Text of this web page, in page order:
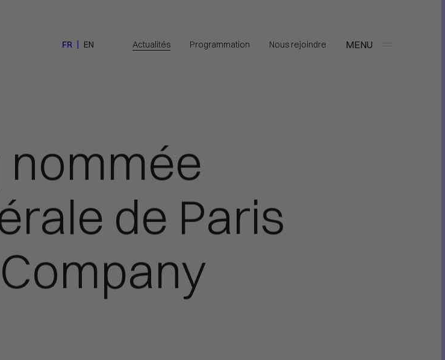
FR EN Actualités Programmation Nous rejoindre MENU
de Paris